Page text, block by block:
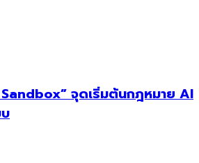
จุดเริ่มต้นกฎหมาย AI